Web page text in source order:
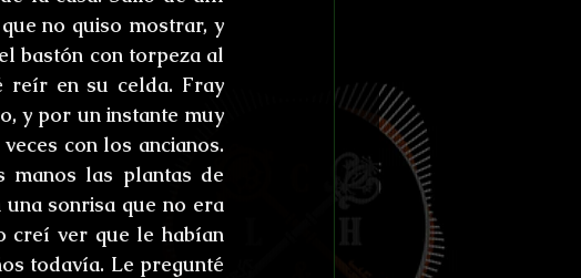
no quiso mostrar, y
bastón con torpeza al
reír en su celda. Fray
y por un instante muy
con los ancianos.
manos las plantas de
sonrisa que no era
creí ver que le habían
todavía. Le pregunté